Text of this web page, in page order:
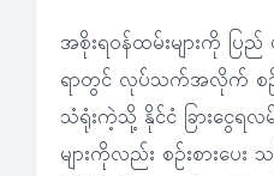
အစိုးရဝန်ထမ်းများကို ပြ
ရာတွင် လုပ်သက်အလိုက် စဉ်းစ
သံရုံးကဲ့သို့ နိုင်ငံ ခြားငွေရလ
များကိုလည်း စဉ်းစားပေး